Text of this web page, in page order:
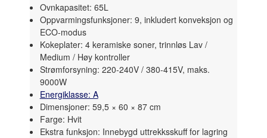
Ovnkapasitet: 65L
Oppvarmingsfunksjoner: 9, inkludert konveksjon og
ECO-modus
Kokeplater: 4 keramiske soner, trinnløs Lav /
Medium / Høy kontroller
Strømforsyning: 220-240V / 380-415V, maks.
9000W
Energiklasse: A
Dimensjoner: 59,5 × 60 × 87 cm
Farge: Hvit
Ekstra funksjon: Innebygd uttrekksskuff for lagring